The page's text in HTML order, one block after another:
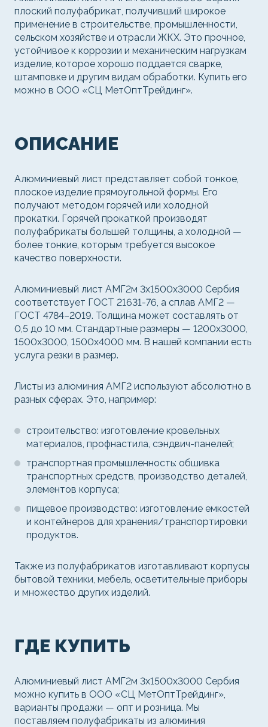
плоский полуфабрикат, получивший широкое
применение в строительстве, промышленности,
сельском хозяйстве и отрасли ЖКХ. Это прочное,
устойчивое к коррозии и механическим нагрузкам
изделие, которое хорошо поддается сварке,
штамповке и другим видам обработки. Купить его
можно в ООО «СЦ МетОптТрейдинг».
ОПИСАНИЕ
Алюминиевый лист представляет собой тонкое,
плоское изделие прямоугольной формы. Его
получают методом горячей или холодной
прокатки. Горячей прокаткой производят
полуфабрикаты большей толщины, а холодной —
более тонкие, которым требуется высокое
качество поверхности.
Алюминиевый лист АМГ2м 3х1500х3000 Сербия
соответствует ГОСТ 21631-76, а сплав АМГ2 —
ГОСТ 4784–2019. Толщина может составлять от
0,5 до 10 мм. Стандартные размеры — 1200x3000,
1500x3000, 1500x4000 мм. В нашей компании есть
услуга резки в размер.
Листы из алюминия АМГ2 используют абсолютно в
разных сферах. Это, например:
строительство: изготовление кровельных
материалов, профнастила, сэндвич-панелей;
транспортная промышленность: обшивка
транспортных средств, производство деталей,
элементов корпуса;
пищевое производство: изготовление емкостей
и контейнеров для хранения/транспортировки
продуктов.
Также из полуфабрикатов изготавливают корпусы
бытовой техники, мебель, осветительные приборы
и множество других изделий.
ГДЕ КУПИТЬ
Алюминиевый лист АМГ2м 3х1500х3000 Сербия
можно купить в ООО «СЦ МетОптТрейдинг»,
варианты продажи — опт и розница. Мы
поставляем полуфабрикаты из алюминия